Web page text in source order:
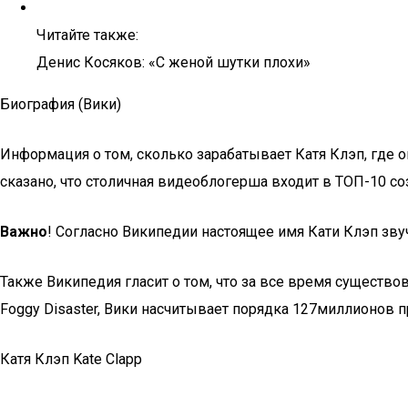
Читайте также:
Денис Косяков: «С женой шутки плохи»
Биография (Вики)
Информация о том, сколько зарабатывает Катя Клэп, где
сказано, что столичная видеоблогерша входит в ТОП-10
Важно! Согласно Википедии настоящее имя Кати Клэп
Также Википедия гласит о том, что за все время
Foggy Disaster, Вики насчитывает порядка 127миллионов
Катя Клэп Kate Clapp